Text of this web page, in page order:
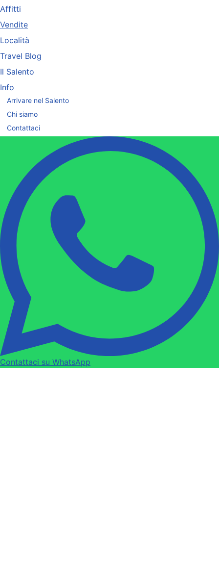
Affitti
Vendite
Località
Travel Blog
Il Salento
Info
Arrivare nel Salento
Chi siamo
Contattaci
Contattaci su WhatsApp